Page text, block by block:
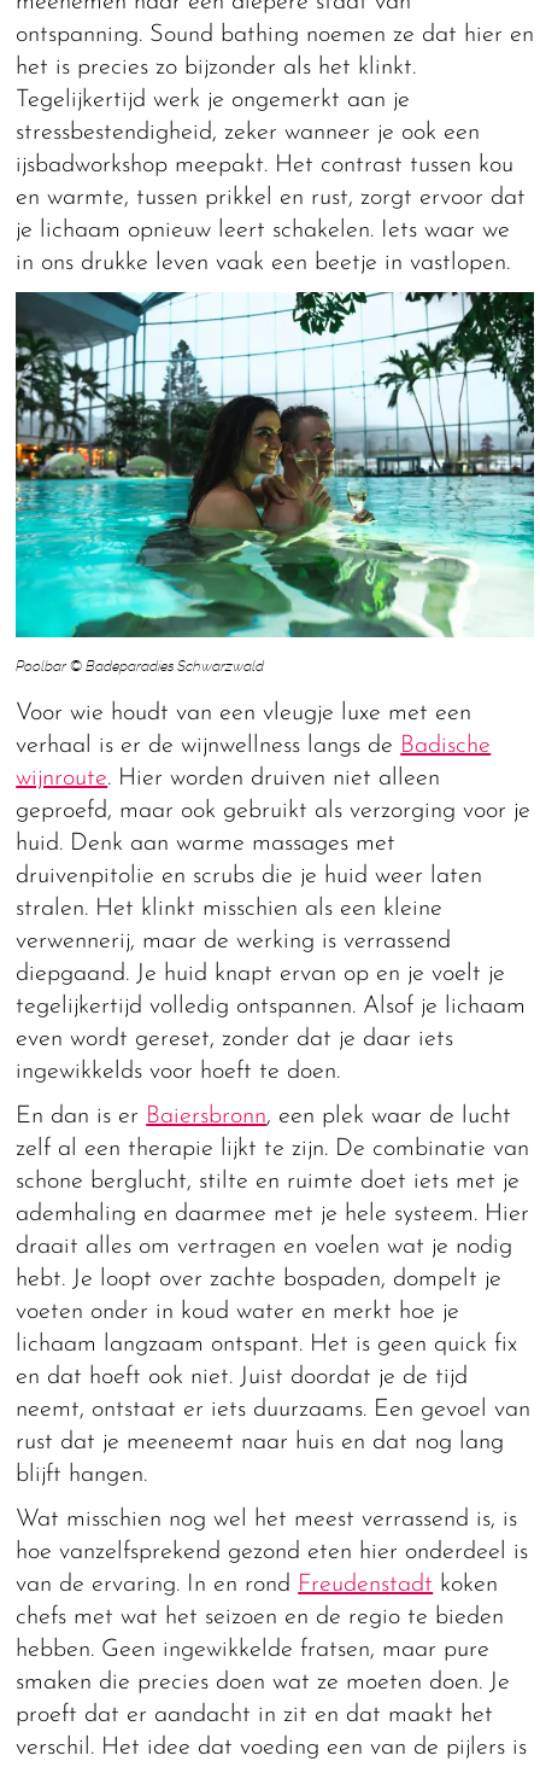
ontspanning. Sound bathing noemen ze dat hier en
het is precies zo bijzonder als het klinkt.
Tegelijkertijd werk je ongemerkt aan je
stressbestendigheid, zeker wanneer je ook een
ijsbadworkshop meepakt. Het contrast tussen kou
en warmte, tussen prikkel en rust, zorgt ervoor dat
je lichaam opnieuw leert schakelen. Iets waar we
in ons drukke leven vaak een beetje in vastlopen.
Poolbar © Badeparadies Schwarzwald
Voor wie houdt van een vleugje luxe met een
verhaal is er de wijnwellness langs de Badische
wijnroute. Hier worden druiven niet alleen
geproefd, maar ook gebruikt als verzorging voor je
huid. Denk aan warme massages met
druivenpitolie en scrubs die je huid weer laten
stralen. Het klinkt misschien als een kleine
verwennerij, maar de werking is verrassend
diepgaand. Je huid knapt ervan op en je voelt je
tegelijkertijd volledig ontspannen. Alsof je lichaam
even wordt gereset, zonder dat je daar iets
ingewikkelds voor hoeft te doen.
En dan is er Baiersbronn, een plek waar de lucht
zelf al een therapie lijkt te zijn. De combinatie van
schone berglucht, stilte en ruimte doet iets met je
ademhaling en daarmee met je hele systeem. Hier
draait alles om vertragen en voelen wat je nodig
hebt. Je loopt over zachte bospaden, dompelt je
voeten onder in koud water en merkt hoe je
lichaam langzaam ontspant. Het is geen quick fix
en dat hoeft ook niet. Juist doordat je de tijd
neemt, ontstaat er iets duurzaams. Een gevoel van
rust dat je meeneemt naar huis en dat nog lang
blijft hangen.
Wat misschien nog wel het meest verrassend is, is
hoe vanzelfsprekend gezond eten hier onderdeel is
van de ervaring. In en rond Freudenstadt koken
chefs met wat het seizoen en de regio te bieden
hebben. Geen ingewikkelde fratsen, maar pure
smaken die precies doen wat ze moeten doen. Je
proeft dat er aandacht in zit en dat maakt het
verschil. Het idee dat voeding een van de pijlers is